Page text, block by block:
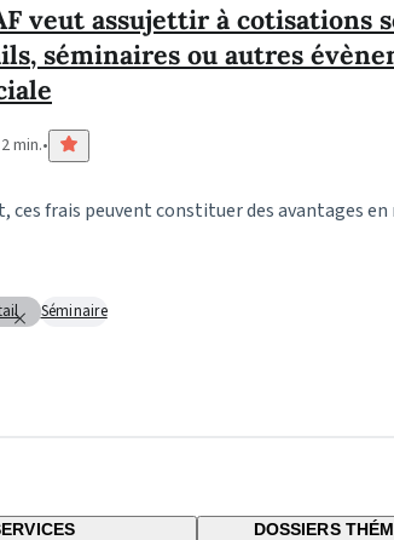
veut assujettir à cotisations
séminaires ou autres
2 min.
ces frais peuvent constituer des avantages
Séminaire
DOSSIERS